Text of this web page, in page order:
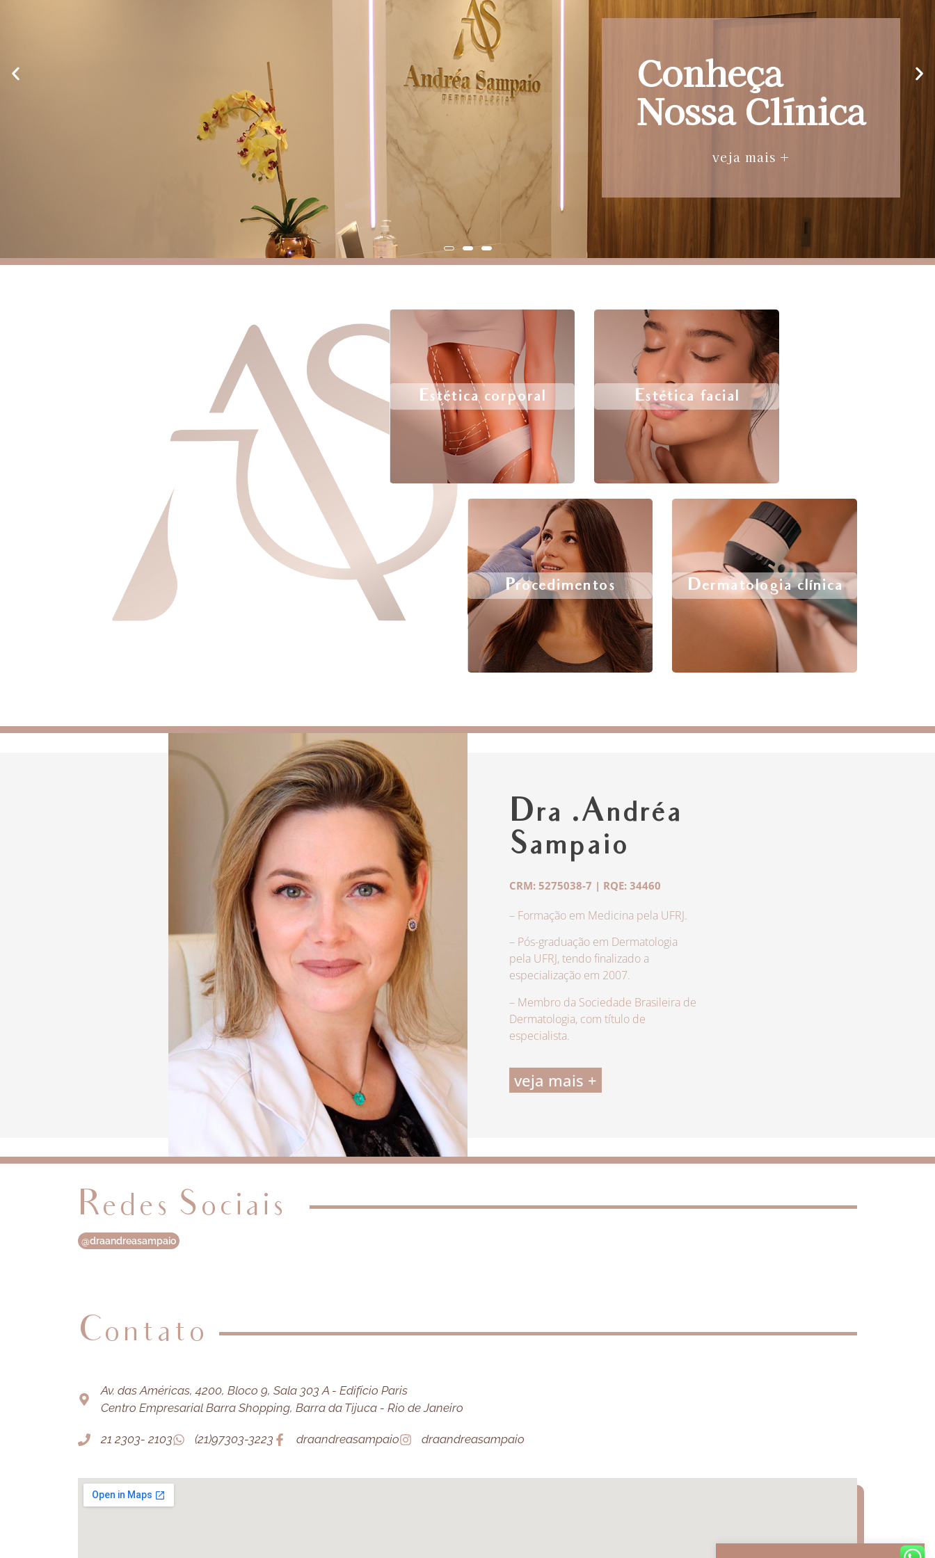
Conheça
Nossa Clínica
veja mais +
Estética corporal Estética facial
Procedimentos Dermatologia clínica
Dra .Andréa
Sampaio
CRM: 5275038-7 | RQE: 34460
– Formação em Medicina pela UFRJ.
– Pós-graduação em Dermatologia
pela UFRJ, tendo finalizado a
especialização em 2007.
– Membro da Sociedade Brasileira de
Dermatologia, com título de
especialista.
veja mais +
Redes Sociais
@draandreasampaio
Contato
Av. das Américas, 4200, Bloco 9, Sala 303 A - Edifício Paris
Centro Empresarial Barra Shopping, Barra da Tijuca - Rio de Janeiro
21 2303- 2103 (21)97303-3223 draandreasampaio draandreasampaio